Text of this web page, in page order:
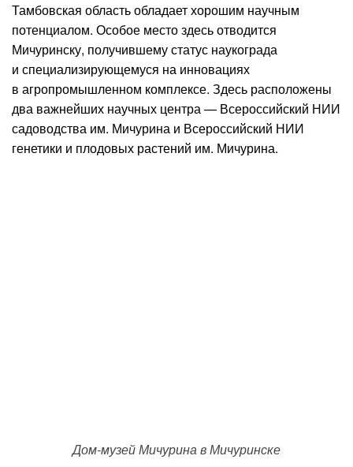
Тамбовская область обладает хорошим научным
потенциалом. Особое место здесь отводится
Мичуринску, получившему статус наукограда
и специализирующемуся на инновациях
в агропромышленном комплексе. Здесь расположены
два важнейших научных центра — Всероссийский НИИ
садоводства им. Мичурина и Всероссийский НИИ
генетики и плодовых растений им. Мичурина.
Дом-музей Мичурина в Мичуринске